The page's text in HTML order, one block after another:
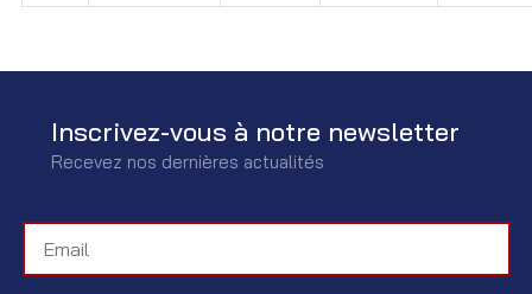
Inscrivez-vous à notre newsletter
Recevez nos dernières actualités